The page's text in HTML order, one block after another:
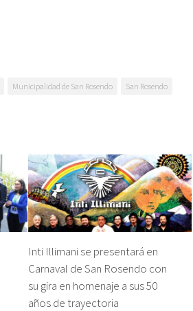
Municipalidad de San Rosendo San Rosendo
Inti Illimani se presentará en
Carnaval de San Rosendo con
su gira en homenaje a sus 50
años de trayectoria